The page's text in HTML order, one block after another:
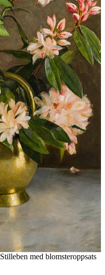
Stilleben med blomsteroppsats